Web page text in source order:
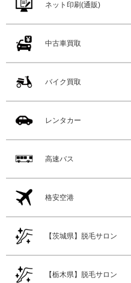
ネット印刷(通販)
中古車買取
バイク買取
レンタカー
高速バス
格安空港
【茨城県】脱毛サロン
【栃木県】脱毛サロン